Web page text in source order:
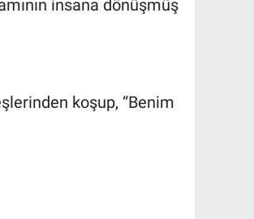
insana dönüşmüş
koşup, “Benim